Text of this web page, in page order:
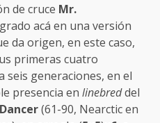
de cruce Mr.
acá en una versión
da origen, en este caso,
primeras cuatro
seis generaciones, en el
presencia en linebreddel
(61-90, Nearctic en